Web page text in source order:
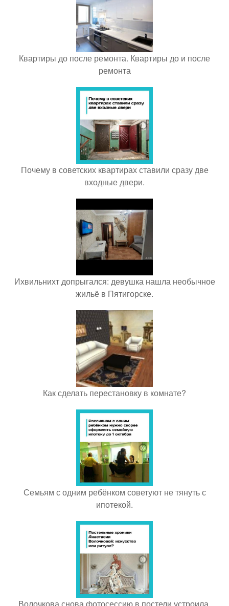
Квартиры до после ремонта. Квартиры до и после
ремонта
Почему в советских квартирах ставили сразу две
входные двери.
Ихвильнихт допрыгался: девушка нашла необычное
жильё в Пятигорске.
Как сделать перестановку в комнате?
Семьям с одним ребёнком советуют не тянуть с
ипотекой.